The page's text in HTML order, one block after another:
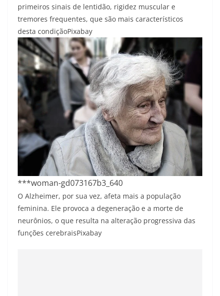
primeiros sinais de lentidão, rigidez muscular e
tremores frequentes, que são mais característicos
desta condiçãoPixabay
***woman-gd073167b3_640
O Alzheimer, por sua vez, afeta mais a população
feminina. Ele provoca a degeneração e a morte de
neurônios, o que resulta na alteração progressiva das
funções cerebraisPixabay